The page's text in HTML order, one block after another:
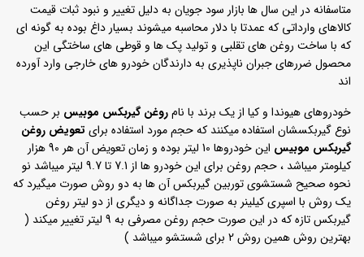
متاسفانه در این سال ها بازار سود جویان به دلیل تغییر و نبود ثبات قیمت
کالاهای وارداتی که عمدتا با دلار محاسبه میشوند بسیار داغ بوده به گونه ای
که با ساخت روغن های تقلبی و تولید پک ها و قوطی های ساختگی این
محصول ضررهای جبران ناپذیری به دارندگان خودرو های خارجی وارد آورده
اند
خودروهای هیوندا و کیا از یک برند با نامروغن گیربکس موبیس بر حسب
نوع گیربکسشان استفاده میکنند که حجم مورد استفاده برای تعویض روغن
گیربکس موبیس
این خودروها 10 لیتر بوده و زمان تعویض آن هر 90 هزار
کیلومتر میباشد ، حجم روغن برای این خودرو ها از 7.1 تا 9.7 لیتر میباشد نو
نحوه صحیح شستشوی توربین گیربکس آن ها به دو روش صورت میگیرد که
یک روش با اسپری کیلینر به صورت جداگانه و دیگری از دو لیتر روغن
گیربکس تازه که در این صورت حجم روغن مصرفی به 9 لیتر تغییر میکند (
بهترین روش همین روش 2 برای شستشو میباشد )